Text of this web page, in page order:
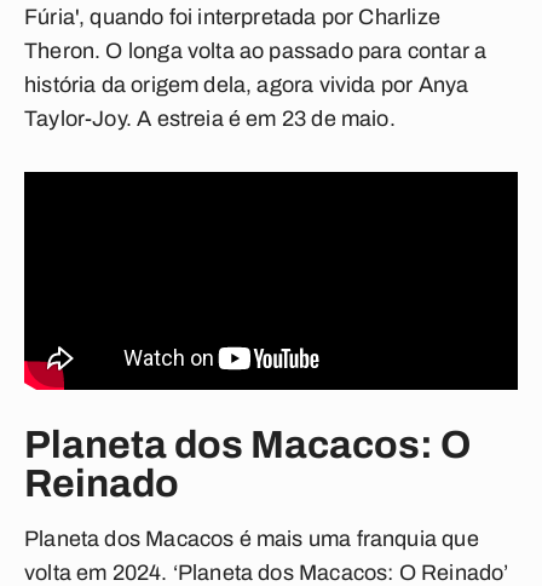
Fúria', quando foi interpretada por Charlize
Theron. O longa volta ao passado para contar a
história da origem dela, agora vivida por Anya
Taylor-Joy. A estreia é em 23 de maio.
Planeta dos Macacos: O
Reinado
Planeta dos Macacos é mais uma franquia que
volta em 2024. ‘Planeta dos Macacos: O Reinado’